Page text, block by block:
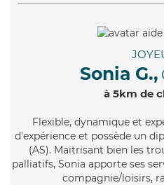
Sonia G.,
à 5km de
Flexible, dynamique et
d'expérience et possède un
(AS). Maitrisant bien les
palliatifs, Sonia apporte ses
compagnie/loisirs,